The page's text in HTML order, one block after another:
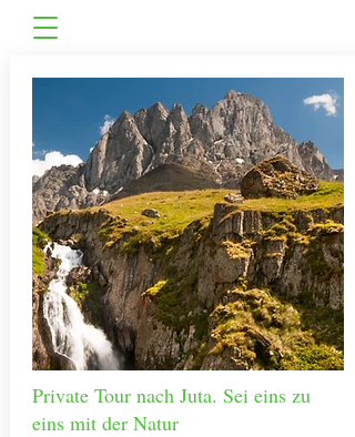
Private Tour nach Juta. Sei eins zu
eins mit der Natur